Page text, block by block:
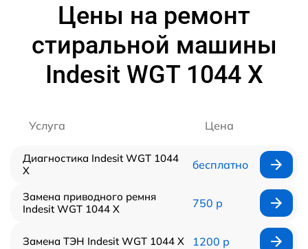
Цены на ремонт
стиральной машины
Indesit WGT 1044 X
Услуга Цена
Диагностика Indesit WGT 1044
X
бесплатно
Замена приводного ремня
Indesit WGT 1044 X
750 р
Замена ТЭН Indesit WGT 1044 X 1200 р